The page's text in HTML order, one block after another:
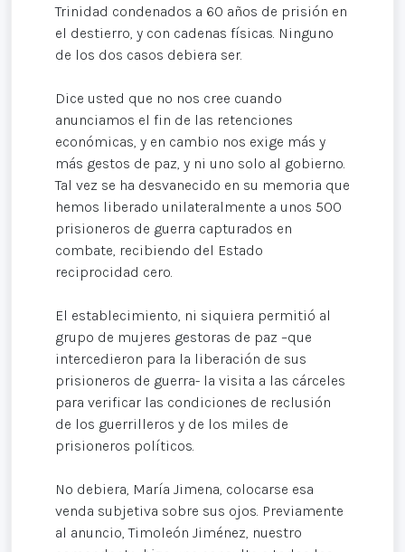
Trinidad condenados a 60 años de prisión en
el destierro, y con cadenas físicas. Ninguno
de los dos casos debiera ser.
Dice usted que no nos cree cuando
anunciamos el fin de las retenciones
económicas, y en cambio nos exige más y
más gestos de paz, y ni uno solo al gobierno.
Tal vez se ha desvanecido en su memoria que
hemos liberado unilateralmente a unos 500
prisioneros de guerra capturados en
combate, recibiendo del Estado
reciprocidad cero.
El establecimiento, ni siquiera permitió al
grupo de mujeres gestoras de paz –que
intercedieron para la liberación de sus
prisioneros de guerra- la visita a las cárceles
para verificar las condiciones de reclusión
de los guerrilleros y de los miles de
prisioneros políticos.
No debiera, María Jimena, colocarse esa
venda subjetiva sobre sus ojos. Previamente
al anuncio, Timoleón Jiménez, nuestro